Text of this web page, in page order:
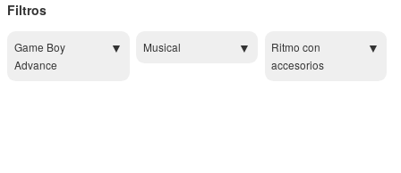
Filtros
Game Boy
Advance
Musical
Ritmo con
accesorios